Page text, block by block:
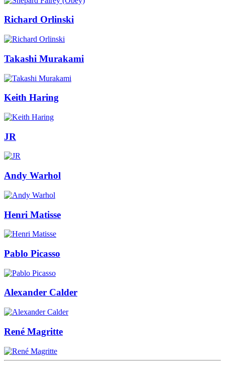
Richard Orlinski
Takashi Murakami
Keith Haring
JR
Andy Warhol
Henri Matisse
Pablo Picasso
Alexander Calder
René Magritte